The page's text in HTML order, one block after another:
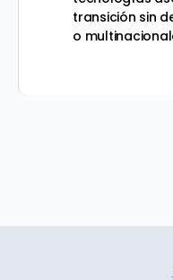
transición sin
o